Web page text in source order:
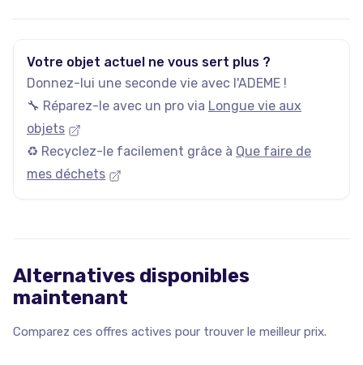
Votre objet actuel ne vous sert plus ?
Donnez-lui une seconde vie avec l'ADEME !
🔧 Réparez-le avec un pro via Longue vie aux
objets
♻️ Recyclez-le facilement grâce à Que faire de
mes déchets
Alternatives disponibles
maintenant
Comparez ces offres actives pour trouver le meilleur prix.